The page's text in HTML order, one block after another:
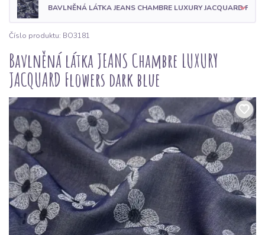
BAVLNĚNÁ LÁTKA JEANS CHAMBRE LUXURY JACQUARD
Číslo produktu: BO3181
Bavlněná látka JEANS Chambre LUXURY
JACQUARD Flowers dark blue